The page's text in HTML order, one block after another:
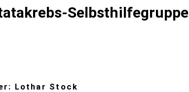
Selbsthilfegruppe
Lothar Stock